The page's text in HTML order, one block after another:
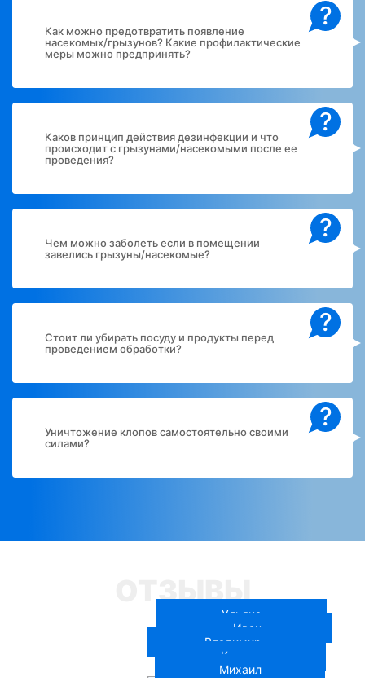
?
Как можно предотвратить появление
насекомых/грызунов? Какие профилактические
меры можно предпринять?
?
Каков принцип действия дезинфекции и что
происходит с грызунами/насекомыми после ее
проведения?
?
Чем можно заболеть если в помещении
завелись грызуны/насекомые?
?
Стоит ли убирать посуду и продукты перед
проведением обработки?
?
Уничтожение клопов самостоятельно своими
силами?
ОТЗЫВЫ
Ульяна
Иван
Владимир
Карина
Михаил